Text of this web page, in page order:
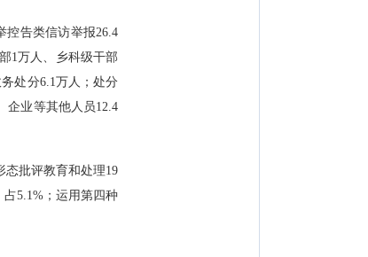
控告类信访举报26.4
1万人、乡科级干部
处分6.1万人；处分
企业等其他人员12.4
批评教育和处理19
5.1%；运用第四种